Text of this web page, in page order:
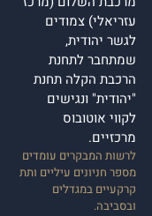
עזריאלי) צמודים
לגשר יהודית,
שמתחבר לתחנת
הרכבת הקלה תחנת
"יהודית" ונגישים
לקווי אוטובוס
מרכזיים.
לרשות המבקרים עומדים
מספר חניונים עיליים ותת
קרקעיים במגדלים
ובסביבה.